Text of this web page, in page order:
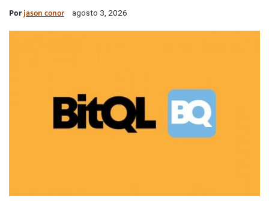
Porjason conor agosto 3, 2026